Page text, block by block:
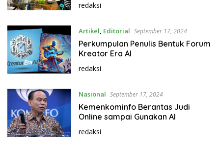
redaksi
Artikel, Editorial September 17, 2024
Perkumpulan Penulis Bentuk Forum
Kreator Era AI
redaksi
Nasional September 17, 2024
Kemenkominfo Berantas Judi
Online sampai Gunakan AI
redaksi